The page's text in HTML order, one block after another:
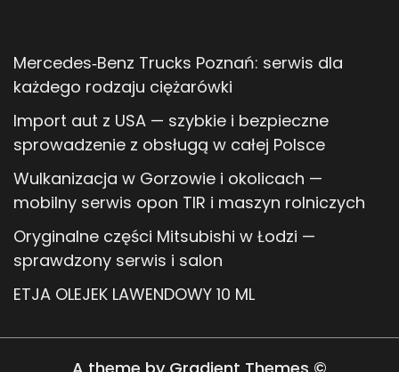
Mercedes‑Benz Trucks Poznań: serwis dla
każdego rodzaju ciężarówki
Import aut z USA — szybkie i bezpieczne
sprowadzenie z obsługą w całej Polsce
Wulkanizacja w Gorzowie i okolicach —
mobilny serwis opon TIR i maszyn rolniczych
Oryginalne części Mitsubishi w Łodzi —
sprawdzony serwis i salon
ETJA OLEJEK LAWENDOWY 10 ML